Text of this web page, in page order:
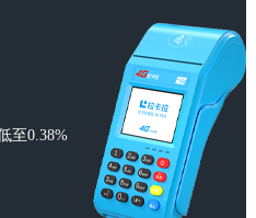
至0.38%